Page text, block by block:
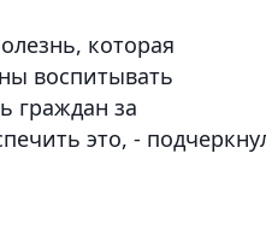
которая
воспитывать
граждан за
это, -